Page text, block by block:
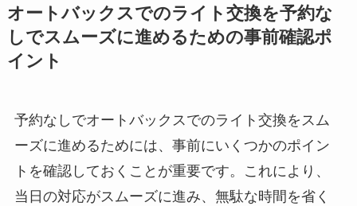
オートバックスでのライト交換を予約な
しでスムーズに進めるための事前確認ポ
イント
予約なしでオートバックスでのライト交換をスム
ーズに進めるためには、事前にいくつかのポイン
トを確認しておくことが重要です。これにより、
当日の対応がスムーズに進み、無駄な時間を省く